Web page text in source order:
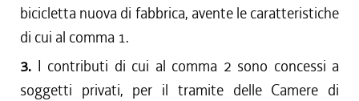
bicicletta nuova di fabbrica, avente le caratteristiche
di cui al comma 1.
3. I contributi di cui al comma 2 sono concessi a
soggetti privati, per il tramite delle Camere di